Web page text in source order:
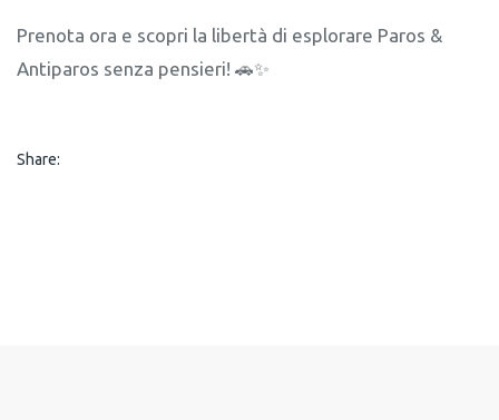
Prenota ora e scopri la libertà di esplorare Paros &
Antiparos senza pensieri! 🚗✨
Share: